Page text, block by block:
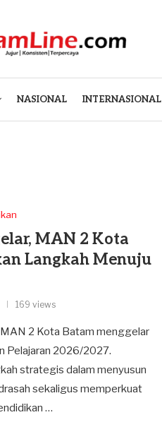
NASIONAL INTERNASIONAL
MAN 2 Kota
Langkah Menuju
169 views
2 Kota Batam menggelar
Pelajaran 2026/2027.
strategis dalam menyusun
sekaligus memperkuat
…